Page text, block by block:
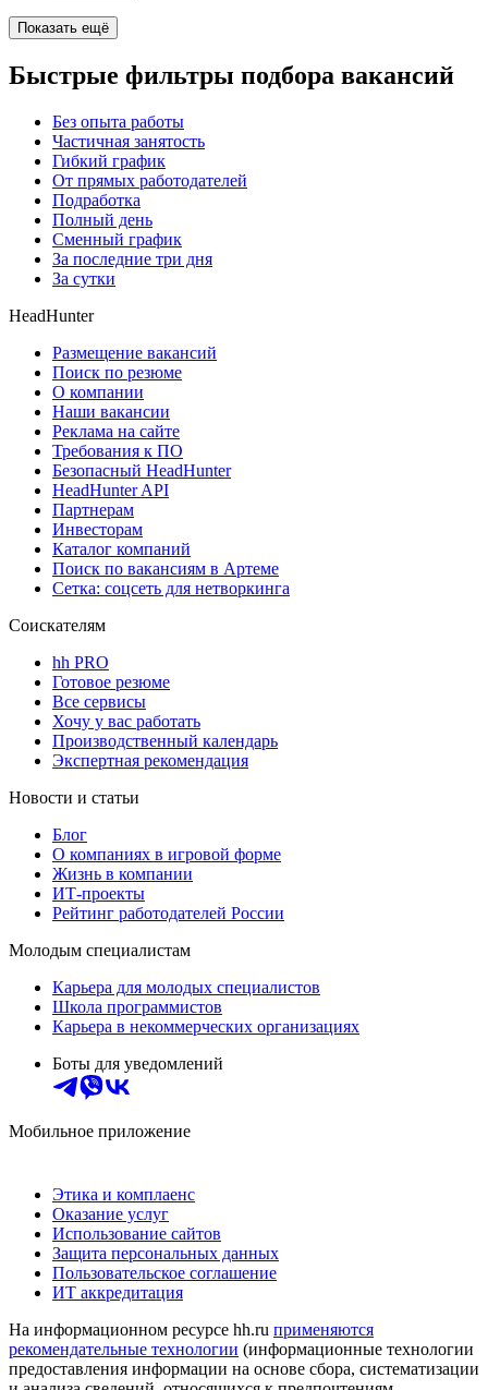
Показать ещё
Быстрые фильтры подбора вакансий
Без опыта работы
Частичная занятость
Гибкий график
От прямых работодателей
Подработка
Полный день
Сменный график
За последние три дня
За сутки
HeadHunter
Размещение вакансий
Поиск по резюме
О компании
Наши вакансии
Реклама на сайте
Требования к ПО
Безопасный HeadHunter
HeadHunter API
Партнерам
Инвесторам
Каталог компаний
Поиск по вакансиям в Артеме
Сетка: соцсеть для нетворкинга
Соискателям
hh PRO
Готовое резюме
Все сервисы
Хочу у вас работать
Производственный календарь
Экспертная рекомендация
Новости и статьи
Блог
О компаниях в игровой форме
Жизнь в компании
ИТ-проекты
Рейтинг работодателей России
Молодым специалистам
Карьера для молодых специалистов
Школа программистов
Карьера в некоммерческих организациях
Боты для уведомлений
Мобильное приложение
Этика и комплаенс
Оказание услуг
Использование сайтов
Защита персональных данных
Пользовательское соглашение
ИТ аккредитация
На информационном ресурсе hh.ru применяются
рекомендательные технологии (информационные технологии
предоставления информации на основе сбора, систематизации